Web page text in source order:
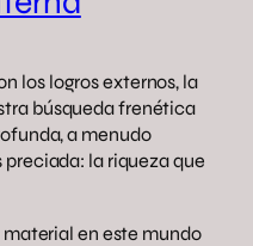
los logros externos, la
búsqueda frenética
a menudo
preciada: la riqueza que
en este mundo